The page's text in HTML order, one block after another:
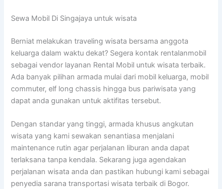
Sewa Mobil Di Singajaya untuk wisata
Berniat melakukan traveling wisata bersama anggota
keluarga dalam waktu dekat? Segera kontak rentalanmobil
sebagai vendor layanan Rental Mobil untuk wisata terbaik.
Ada banyak pilihan armada mulai dari mobil keluarga, mobil
commuter, elf long chassis hingga bus pariwisata yang
dapat anda gunakan untuk aktifitas tersebut.
Dengan standar yang tinggi, armada khusus angkutan
wisata yang kami sewakan senantiasa menjalani
maintenance rutin agar perjalanan liburan anda dapat
terlaksana tanpa kendala. Sekarang juga agendakan
perjalanan wisata anda dan pastikan hubungi kami sebagai
penyedia sarana transportasi wisata terbaik di Bogor.